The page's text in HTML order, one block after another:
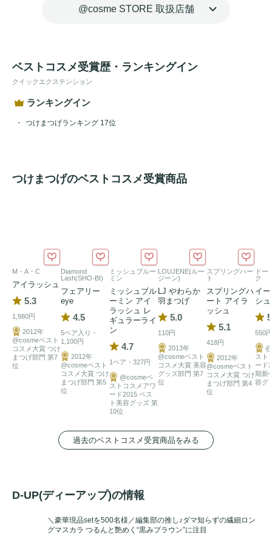
@cosme STORE 取扱店舗
ベストコスメ受賞歴・ランキングイン
クイックエクステンション
ランキングイン
つけまつげランキング 17位
つけまつげのベストコスメ受賞商品
M・A・C
アイラッシュ
5.3
1,980円
2012年
@cosmeベスト
コスメ大賞 つけ
まつげ部門 第7
位
Diamond
Lash(SHO-BI)
フェアリー
eye
4.5
5ペア入り・
1,100円
2012年
@cosmeベスト
コスメ大賞 つけ
まつげ部門 第5
位
ミッシュブルー
ミン
ミッシュブル
ーミン アイ
ラッシュ レ
ギュラーライ
ン
4.7
1ペア・327円
@cosmeベ
ストコスメアワ
ード2015 ベス
ト美容グッズ 第
10位
LOUJENE(ルー
ジーン)
LJ やわらか
羽まつげ
5.0
110円
2013年
@cosmeベスト
コスメ大賞 美容
グッズ部門 第7
位
スプリングハー
ト
スプリングハ
ート アイラ
ッシュ
5.1
418円
2012年
@cosmeベスト
コスメ大賞 つけ
まつげ部門 第4
位
ドー
ク
イ
シュ
550円
スト
ード
期新
容グ
過去のベストコスメ受賞商品をみる
D-UP(ディーアップ)の情報
＼豪華現品setを500名様／編集部の推し♪ダマ知らずの繊細ロン
グマスカラ つるんと艶めく“黒みブラウン”に注目